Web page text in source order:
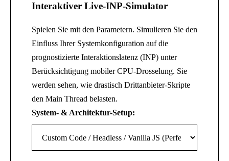
Interaktiver Live-INP-Simulator
Spielen Sie mit den Parametern. Simulieren Sie den
Einfluss Ihrer Systemkonfiguration auf die
prognostizierte Interaktionslatenz (INP) unter
Berücksichtigung mobiler CPU-Drosselung. Sie
werden sehen, wie drastisch Drittanbieter-Skripte
den Main Thread belasten.
System- & Architektur-Setup: